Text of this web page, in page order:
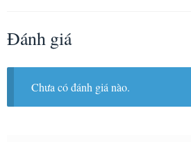
Đánh giá
Chưa có đánh giá nào.